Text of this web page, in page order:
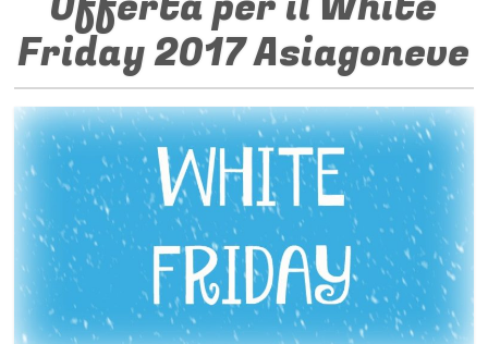
Friday 2017 Asiagoneve